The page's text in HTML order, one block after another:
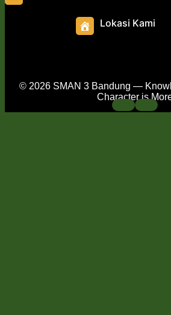
Lokasi Kami
© 2026 SMAN 3 Bandung —
Character is